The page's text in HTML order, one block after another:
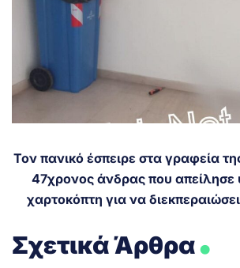
Τον πανικό έσπειρε στα γραφεία
47χρονος άνδρας που
χαρτοκόπτη για να
Σχετικά Άρθρα.